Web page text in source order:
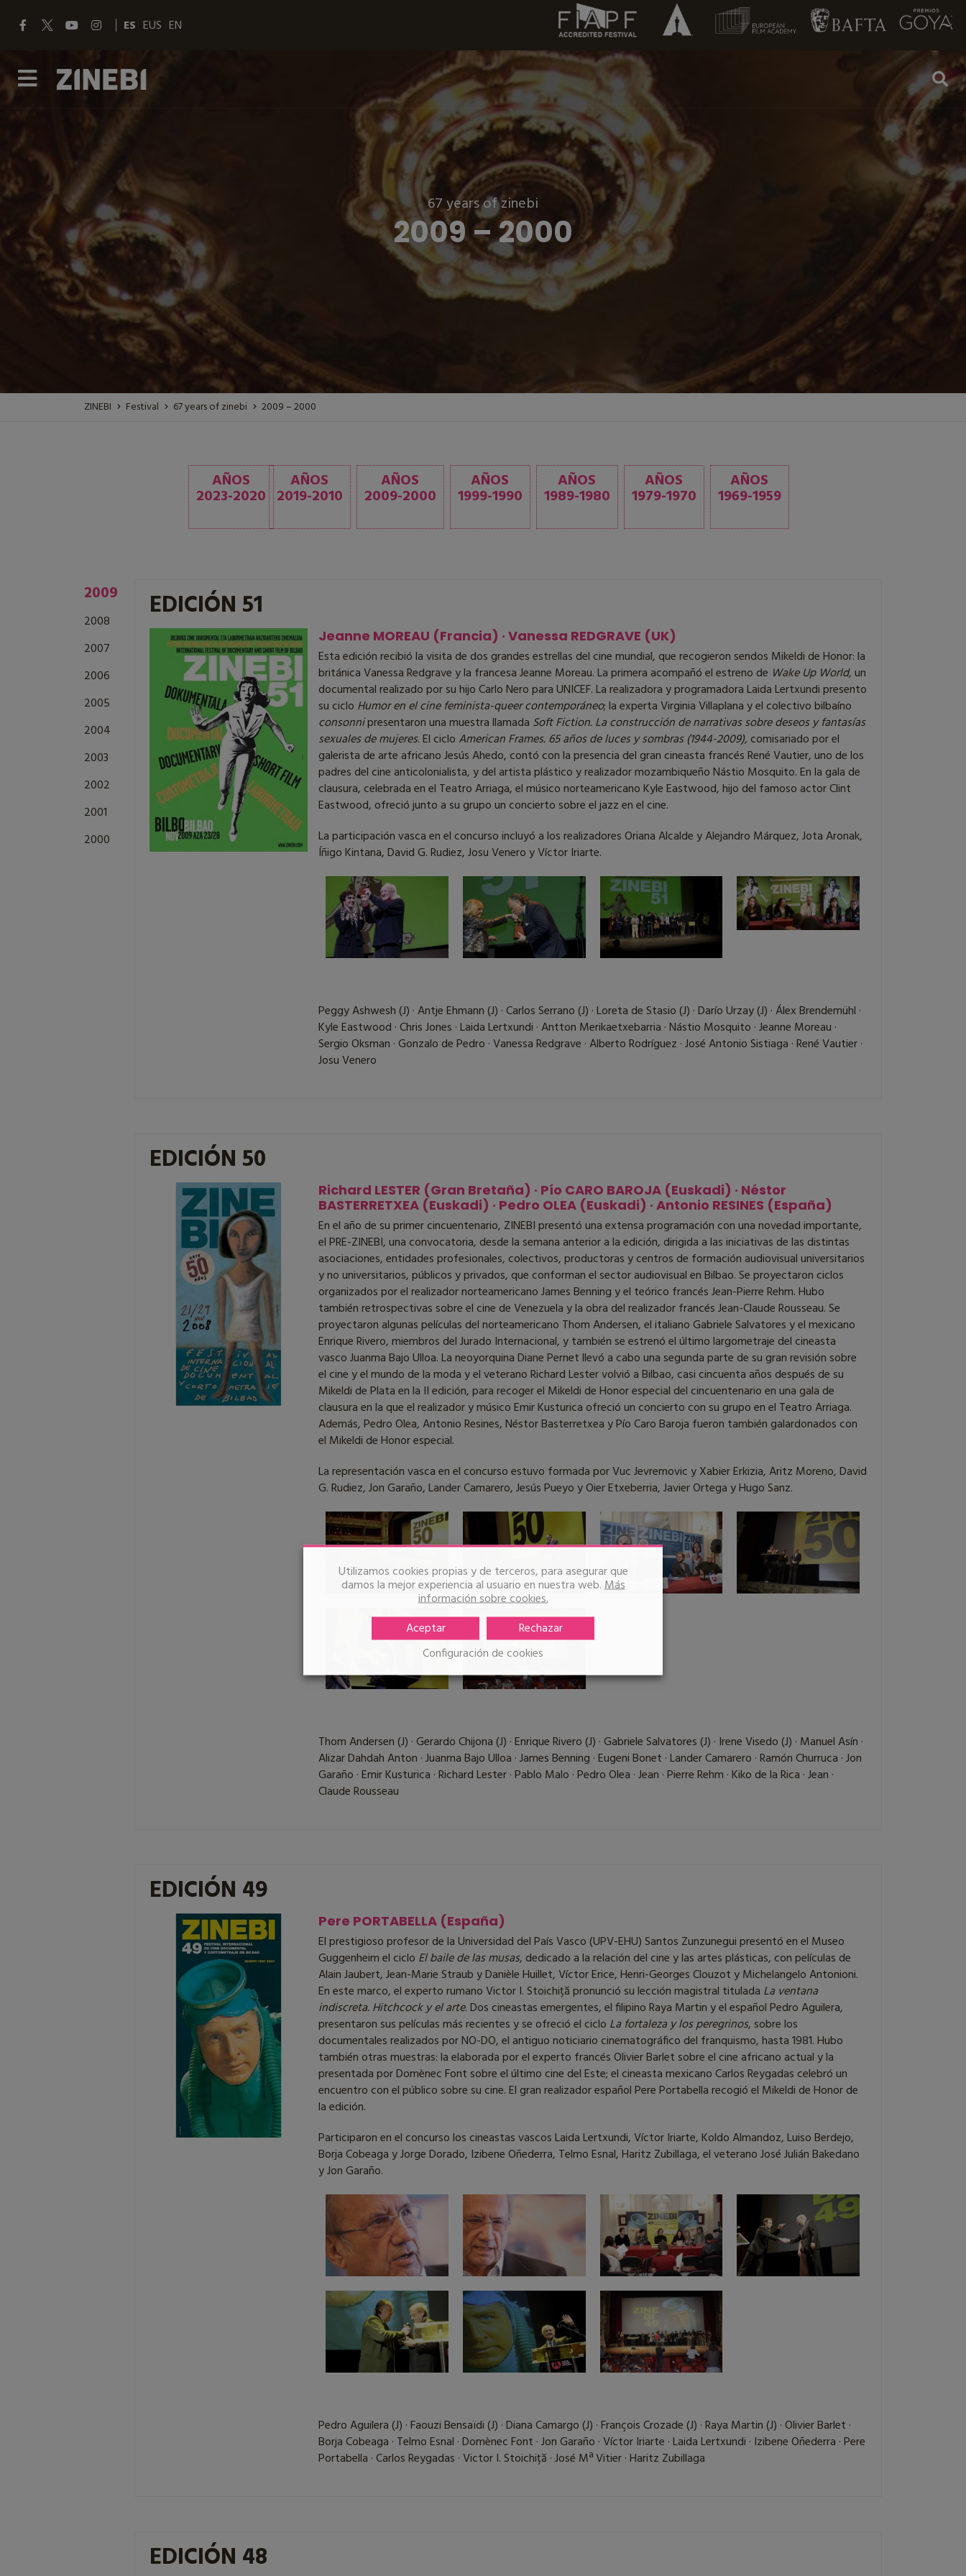
ES EUS EN
67 years of zinebi
2009 – 2000
ZINEBI Festival 67 years of zinebi 2009 – 2000
AÑOS
2023-2020
AÑOS
2019-2010
AÑOS
2009-2000
AÑOS
1999-1990
AÑOS
1989-1980
AÑOS
1979-1970
AÑOS
1969-1959
2009
2008
2007
2006
2005
2004
2003
2002
2001
2000
EDICIÓN 51
Jeanne MOREAU (Francia) · Vanessa REDGRAVE (UK)
Esta edición recibió la visita de dos grandes estrellas del cine mundial, que recogieron sendos Mikeldi de Honor: la
británica Vanessa Redgrave y la francesa Jeanne Moreau. La primera acompañó el estreno de Wake Up World, un
documental realizado por su hijo Carlo Nero para UNICEF. La realizadora y programadora Laida Lertxundi presento
su ciclo Humor en el cine feminista-queer contemporáneo; la experta Virginia Villaplana y el colectivo bilbaíno
consonnipresentaron una muestra llamada Soft Fiction. La construcción de narrativas sobre deseos y fantasías
sexuales de mujeres. El ciclo American Frames. 65 años de luces y sombras (1944-2009), comisariado por el
galerista de arte africano Jesús Ahedo, contó con la presencia del gran cineasta francés René Vautier, uno de los
padres del cine anticolonialista, y del artista plástico y realizador mozambiqueño Nástio Mosquito. En la gala de
clausura, celebrada en el Teatro Arriaga, el músico norteamericano Kyle Eastwood, hijo del famoso actor Clint
Eastwood, ofreció junto a su grupo un concierto sobre el jazz en el cine.
La participación vasca en el concurso incluyó a los realizadores Oriana Alcalde y Alejandro Márquez, Jota Aronak,
Íñigo Kintana, David G. Rudiez, Josu Venero y Víctor Iriarte.
Peggy Ashwesh (J) · Antje Ehmann (J) · Carlos Serrano (J) · Loreta de Stasio (J) · Darío Urzay (J) · Álex Brendemühl ·
Kyle Eastwood · Chris Jones · Laida Lertxundi · Antton Merikaetxebarria · Nástio Mosquito · Jeanne Moreau ·
Sergio Oksman · Gonzalo de Pedro · Vanessa Redgrave · Alberto Rodríguez · José Antonio Sistiaga · René Vautier ·
Josu Venero
EDICIÓN 50
Richard LESTER (Gran Bretaña) · Pío CARO BAROJA (Euskadi) · Néstor
BASTERRETXEA (Euskadi) · Pedro OLEA (Euskadi) · Antonio RESINES (España)
En el año de su primer cincuentenario, ZINEBI presentó una extensa programación con una novedad importante,
el PRE-ZINEBI, una convocatoria, desde la semana anterior a la edición, dirigida a las iniciativas de las distintas
asociaciones, entidades profesionales, colectivos, productoras y centros de formación audiovisual universitarios
y no universitarios, públicos y privados, que conforman el sector audiovisual en Bilbao. Se proyectaron ciclos
organizados por el realizador norteamericano James Benning y el teórico francés Jean-Pierre Rehm. Hubo
también retrospectivas sobre el cine de Venezuela y la obra del realizador francés Jean-Claude Rousseau. Se
proyectaron algunas películas del norteamericano Thom Andersen, el italiano Gabriele Salvatores y el mexicano
Enrique Rivero, miembros del Jurado Internacional, y también se estrenó el último largometraje del cineasta
vasco Juanma Bajo Ulloa. La neoyorquina Diane Pernet llevó a cabo una segunda parte de su gran revisión sobre
el cine y el mundo de la moda y el veterano Richard Lester volvió a Bilbao, casi cincuenta años después de su
Mikeldi de Plata en la II edición, para recoger el Mikeldi de Honor especial del cincuentenario en una gala de
clausura en la que el realizador y músico Emir Kusturica ofreció un concierto con su grupo en el Teatro Arriaga.
Además, Pedro Olea, Antonio Resines, Néstor Basterretxea y Pío Caro Baroja fueron también galardonados con
el Mikeldi de Honor especial.
La representación vasca en el concurso estuvo formada por Vuc Jevremovic y Xabier Erkizia, Aritz Moreno, David
G. Rudiez, Jon Garaño, Lander Camarero, Jesús Pueyo y Oier Etxeberria, Javier Ortega y Hugo Sanz.
Thom Andersen (J) · Gerardo Chijona (J) · Enrique Rivero (J) · Gabriele Salvatores (J) · Irene Visedo (J) · Manuel Asín ·
Alizar Dahdah Anton · Juanma Bajo Ulloa · James Benning · Eugeni Bonet · Lander Camarero · Ramón Churruca · Jon
Garaño · Emir Kusturica · Richard Lester · Pablo Malo · Pedro Olea · Jean · Pierre Rehm · Kiko de la Rica · Jean ·
Claude Rousseau
EDICIÓN 49
Pere PORTABELLA (España)
El prestigioso profesor de la Universidad del País Vasco (UPV-EHU) Santos Zunzunegui presentó en el Museo
Guggenheim el ciclo El baile de las musas, dedicado a la relación del cine y las artes plásticas, con películas de
Alain Jaubert, Jean-Marie Straub y Danièle Huillet, Víctor Erice, Henri-Georges Clouzot y Michelangelo Antonioni.
En este marco, el experto rumano Victor I. Stoichiță pronunció su lección magistral titulada La ventana
indiscreta. Hitchcock y el arte. Dos cineastas emergentes, el filipino Raya Martin y el español Pedro Aguilera,
presentaron sus películas más recientes y se ofreció el ciclo La fortaleza y los peregrinos, sobre los
documentales realizados por NO-DO, el antiguo noticiario cinematográfico del franquismo, hasta 1981. Hubo
también otras muestras: la elaborada por el experto francés Olivier Barlet sobre el cine africano actual y la
presentada por Domènec Font sobre el último cine del Este; el cineasta mexicano Carlos Reygadas celebró un
encuentro con el público sobre su cine. El gran realizador español Pere Portabella recogió el Mikeldi de Honor de
la edición.
Participaron en el concurso los cineastas vascos Laida Lertxundi, Víctor Iriarte, Koldo Almandoz, Luiso Berdejo,
Borja Cobeaga y Jorge Dorado, Izibene Oñederra, Telmo Esnal, Haritz Zubillaga, el veterano José Julián Bakedano
y Jon Garaño.
Pedro Aguilera (J) · Faouzi Bensaïdi (J) · Diana Camargo (J) · François Crozade (J) · Raya Martin (J) · Olivier Barlet ·
Borja Cobeaga · Telmo Esnal · Domènec Font · Jon Garaño · Víctor Iriarte · Laida Lertxundi · Izibene Oñederra · Pere
Portabella · Carlos Reygadas · Victor I. Stoichiță · José Mª Vitier · Haritz Zubillaga
EDICIÓN 48
Utilizamos cookies propias y de terceros, para asegurar que
damos la mejor experiencia al usuario en nuestra web.Más
información sobre cookies.
Aceptar
Rechazar
Configuración de cookies